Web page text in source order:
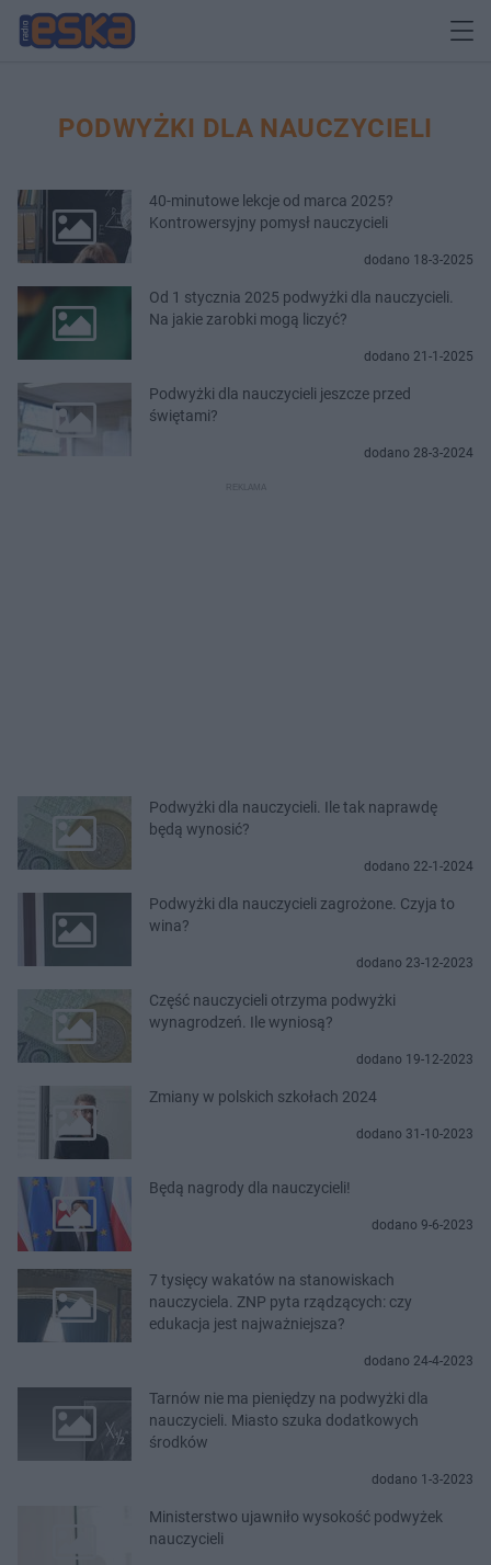
PODWYŻKI DLA NAUCZYCIELI
40-minutowe lekcje od marca 2025?
Kontrowersyjny pomysł nauczycieli
dodano 18-3-2025
Od 1 stycznia 2025 podwyżki dla nauczycieli.
Na jakie zarobki mogą liczyć?
dodano 21-1-2025
Podwyżki dla nauczycieli jeszcze przed
świętami?
dodano 28-3-2024
Podwyżki dla nauczycieli. Ile tak naprawdę
będą wynosić?
dodano 22-1-2024
Podwyżki dla nauczycieli zagrożone. Czyja to
wina?
dodano 23-12-2023
Część nauczycieli otrzyma podwyżki
wynagrodzeń. Ile wyniosą?
dodano 19-12-2023
Zmiany w polskich szkołach 2024
dodano 31-10-2023
Będą nagrody dla nauczycieli!
dodano 9-6-2023
7 tysięcy wakatów na stanowiskach
nauczyciela. ZNP pyta rządzących: czy
edukacja jest najważniejsza?
dodano 24-4-2023
Tarnów nie ma pieniędzy na podwyżki dla
nauczycieli. Miasto szuka dodatkowych
środków
dodano 1-3-2023
Ministerstwo ujawniło wysokość podwyżek
nauczycieli